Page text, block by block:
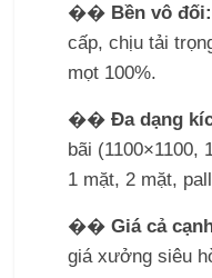
�� Bền vô đối:
cấp, chịu tải
mọt 100%.
�� Đa dạng
bãi (1100×1100,
1 mặt, 2 mặt,
�� Giá cả
giá xưởng siêu